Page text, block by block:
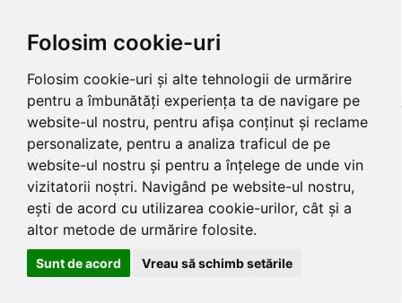
Folosim cookie-uri
Folosim cookie-uri și alte tehnologii de urmărire
pentru a îmbunătăți experiența ta de navigare pe
website-ul nostru, pentru afișa conținut și reclame
personalizate, pentru a analiza traficul de pe
website-ul nostru și pentru a înțelege de unde vin
vizitatorii noștri. Navigând pe website-ul nostru,
ești de acord cu utilizarea cookie-urilor, cât și a
altor metode de urmărire folosite.
Sunt de acord Vreau să schimb setările